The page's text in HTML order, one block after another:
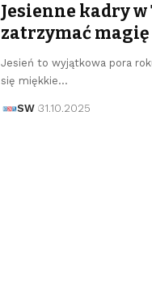
Jesienne kadry
zatrzymać magię
Jesień to wyjątkowa pora
się miękkie…
SW 31.10.2025